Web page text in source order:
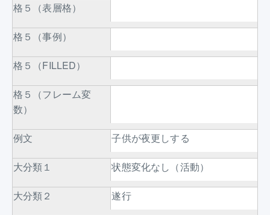
格５（表層格）
格５（事例）
格５（FILLED）
格５（フレーム変
数）
例文 子供が夜更しする
大分類１ 状態変化なし（活動）
大分類２ 遂行